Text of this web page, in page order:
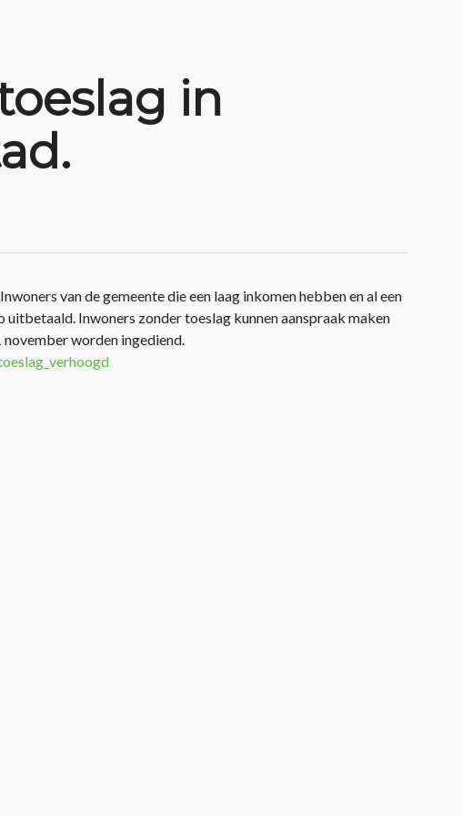
in
van de gemeente die een laag inkomen hebben en al een
Inwoners zonder toeslag kunnen aanspraak maken
worden ingediend.